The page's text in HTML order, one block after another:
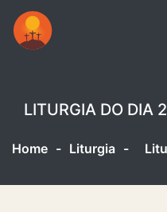
LITURGIA DO DIA
Home - Liturgia -